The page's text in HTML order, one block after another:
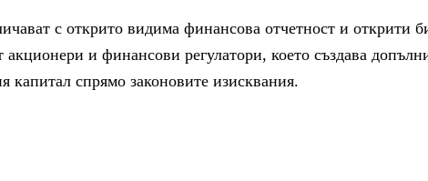
с открито видима финансова отчетност и
и финансови регулатори, което създава
капитал спрямо законовите изисквания.